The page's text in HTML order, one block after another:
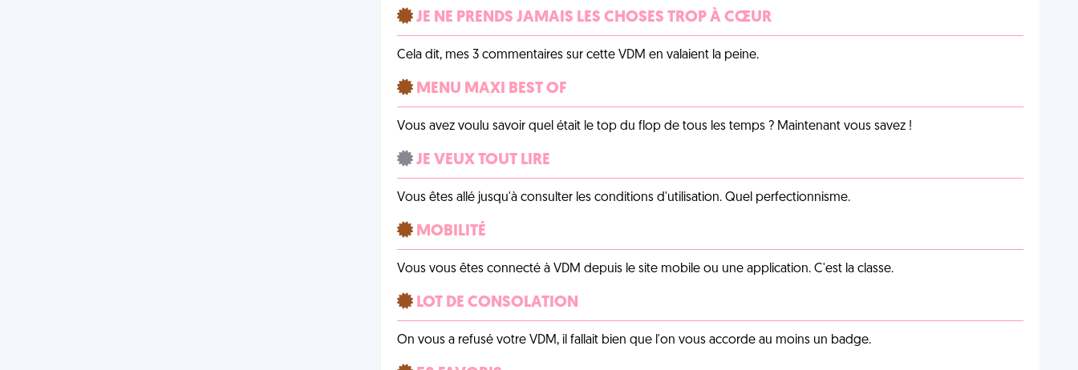
JE NE PRENDS JAMAIS LES CHOSES TROP À CŒUR
Cela dit, mes 3 commentaires sur cette VDM en valaient la peine.
MENU MAXI BEST OF
Vous avez voulu savoir quel était le top du flop de tous les temps ? Maintenant vous savez !
JE VEUX TOUT LIRE
Vous êtes allé jusqu'à consulter les conditions d'utilisation. Quel perfectionnisme.
MOBILITÉ
Vous vous êtes connecté à VDM depuis le site mobile ou une application. C'est la classe.
LOT DE CONSOLATION
On vous a refusé votre VDM, il fallait bien que l'on vous accorde au moins un badge.